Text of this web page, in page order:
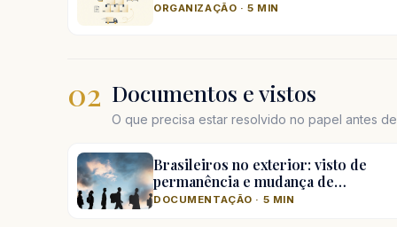
ORGANIZAÇÃO · 5 MIN
02 Documentos e vistos
O que precisa estar resolvido no papel antes
Brasileiros no exterior: visto de
permanência e mudança de…
DOCUMENTAÇÃO · 5 MIN